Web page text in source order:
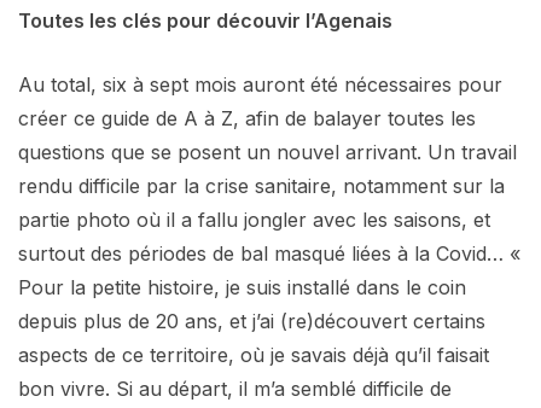
Toutes les clés pour découvir l’Agenais
Au total, six à sept mois auront été nécessaires pour
créer ce guide de A à Z, afin de balayer toutes les
questions que se posent un nouvel arrivant. Un travail
rendu difficile par la crise sanitaire, notamment sur la
partie photo où il a fallu jongler avec les saisons, et
surtout des périodes de bal masqué liées à la Covid… «
Pour la petite histoire, je suis installé dans le coin
depuis plus de 20 ans, et j’ai (re)découvert certains
aspects de ce territoire, où je savais déjà qu’il faisait
bon vivre. Si au départ, il m’a semblé difficile de